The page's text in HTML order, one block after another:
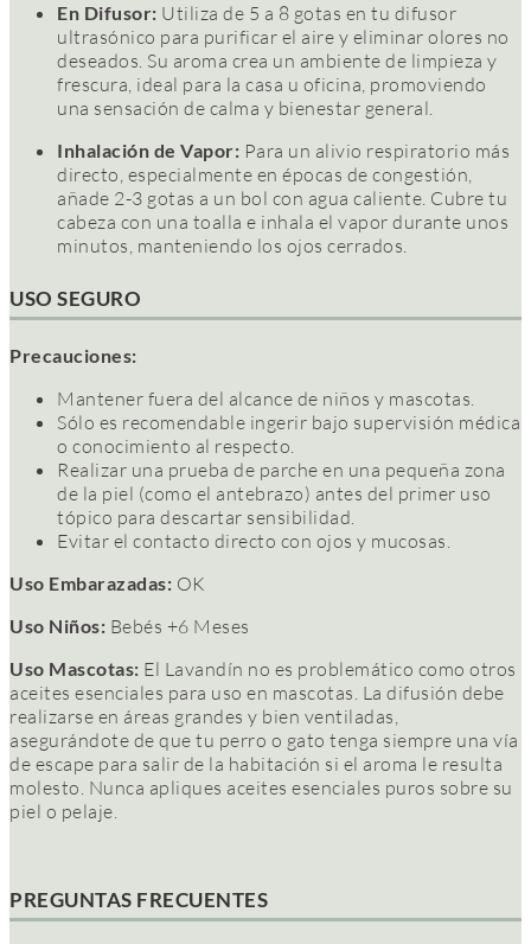
En Difusor: Utiliza de 5 a 8 gotas en tu difusor
ultrasónico para purificar el aire y eliminar olores no
deseados. Su aroma crea un ambiente de limpieza y
frescura, ideal para la casa u oficina, promoviendo
una sensación de calma y bienestar general.
Inhalación de Vapor: Para un alivio respiratorio más
directo, especialmente en épocas de congestión,
añade 2-3 gotas a un bol con agua caliente. Cubre tu
cabeza con una toalla e inhala el vapor durante unos
minutos, manteniendo los ojos cerrados.
USO SEGURO
Precauciones:
Mantener fuera del alcance de niños y mascotas.
Sólo es recomendable ingerir bajo supervisión médica
o conocimiento al respecto.
Realizar una prueba de parche en una pequeña zona
de la piel (como el antebrazo) antes del primer uso
tópico para descartar sensibilidad.
Evitar el contacto directo con ojos y mucosas.
Uso Embarazadas: OK
Uso Niños: Bebés +6 Meses
Uso Mascotas: El Lavandín no es problemático como otros
aceites esenciales para uso en mascotas. La difusión debe
realizarse en áreas grandes y bien ventiladas,
asegurándote de que tu perro o gato tenga siempre una vía
de escape para salir de la habitación si el aroma le resulta
molesto. Nunca apliques aceites esenciales puros sobre su
piel o pelaje.
PREGUNTAS FRECUENTES